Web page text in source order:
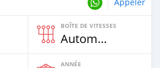
BOÎTE DE VITESSES
Automatique
ANNÉE